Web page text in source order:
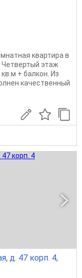
квартира в
этаж
+ балкон. Из
качественный
д. 47 корп. 4,